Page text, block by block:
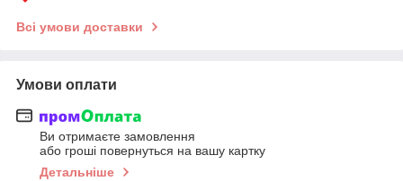
Всі умови доставки
Умови оплати
Ви отримаєте замовлення
або гроші повернуться на вашу картку
Детальніше